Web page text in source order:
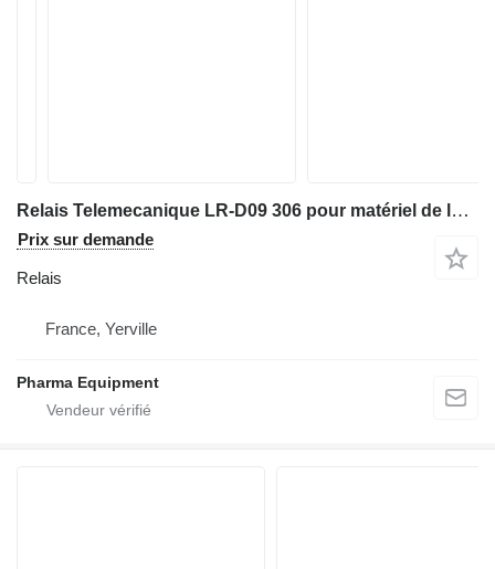
Relais Telemecanique LR-D09 306 pour matériel de laboratoire COURTOY R100
Prix sur demande
Relais
France, Yerville
Pharma Equipment